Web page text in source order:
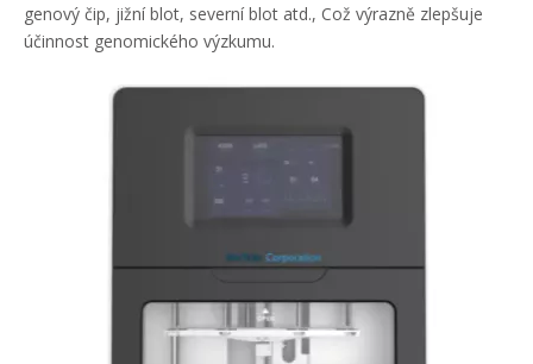
genový čip, jižní blot, severní blot atd., Což výrazně zlepšuje
účinnost genomického výzkumu.